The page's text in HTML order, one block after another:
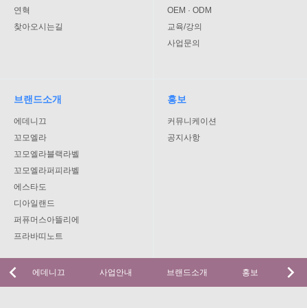
연혁
찾아오시는길
OEM · ODM
교육/강의
사업문의
브랜드소개
에데니끄
꼬모엘라
꼬모엘라블랙라벨
꼬모엘라퍼피라벨
에스타도
디아일랜드
퍼퓨머스아뜰리에
프라바띠노트
홍보
커뮤니케이션
공지사항
에데니끄 사업안내 브랜드소개 홍보